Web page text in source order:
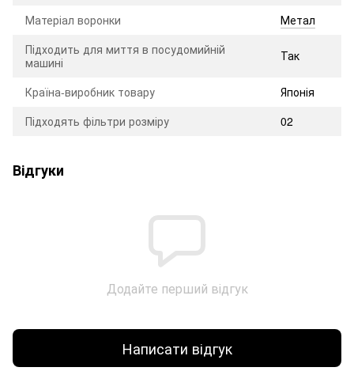
Матеріал воронки
Метал
Підходить для миття в посудомийній
машині
Так
Країна-виробник товару
Японія
Підходять фільтри розміру
02
Відгуки
Додайте перший відгук
Написати відгук